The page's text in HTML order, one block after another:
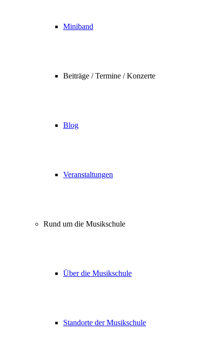
Miniband
Beiträge / Termine / Konzerte
Blog
Veranstaltungen
Rund um die Musikschule
Über die Musikschule
Standorte der Musikschule